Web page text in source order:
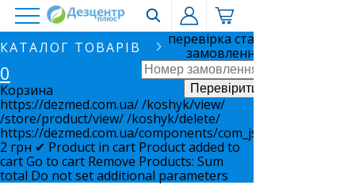
КАТАЛОГ ТОВАРІВ
перевірка статусу
замовлення
0
Корзина
https://dezmed.com.ua//koshyk/view/
/store/product/view//koshyk/delete/
https://dezmed.com.ua/components/com_jshopping/files/
2 грн ✔ Product in cart Product added to
cartGo to cart Remove Products: Sum
total Do not set additional parameters